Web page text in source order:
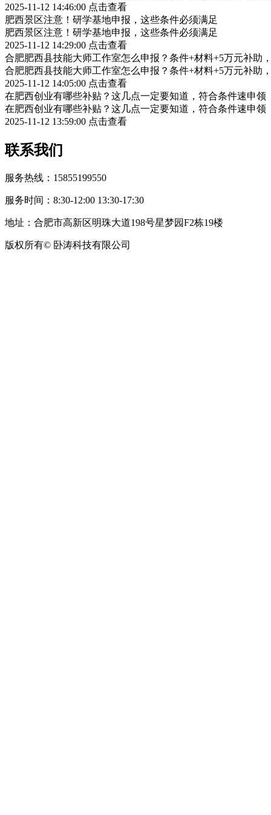
2025-11-12 14:46:00 点击查看
肥西景区注意！研学基地申报，这些条件必须满足
肥西景区注意！研学基地申报，这些条件必须满足
2025-11-12 14:29:00 点击查看
合肥肥西县技能大师工作室怎么申报？条件+材料+5万元补助
合肥肥西县技能大师工作室怎么申报？条件+材料+5万元补助
2025-11-12 14:05:00 点击查看
在肥西创业有哪些补贴？这几点一定要知道，符合条件速申领
在肥西创业有哪些补贴？这几点一定要知道，符合条件速申领
2025-11-12 13:59:00 点击查看
联系我们
服务热线：15855199550
服务时间：8:30-12:00 13:30-17:30
地址：合肥市高新区明珠大道198号星梦园F2栋19楼
版权所有© 卧涛科技有限公司